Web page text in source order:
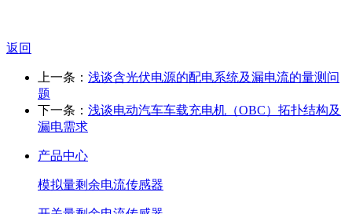
返回
上一条： 浅谈含光伏电源的配电系统及漏电流的量测问
题
下一条： 浅谈电动汽车车载充电机（OBC）拓扑结构及
漏电需求
产品中心
模拟量剩余电流传感器